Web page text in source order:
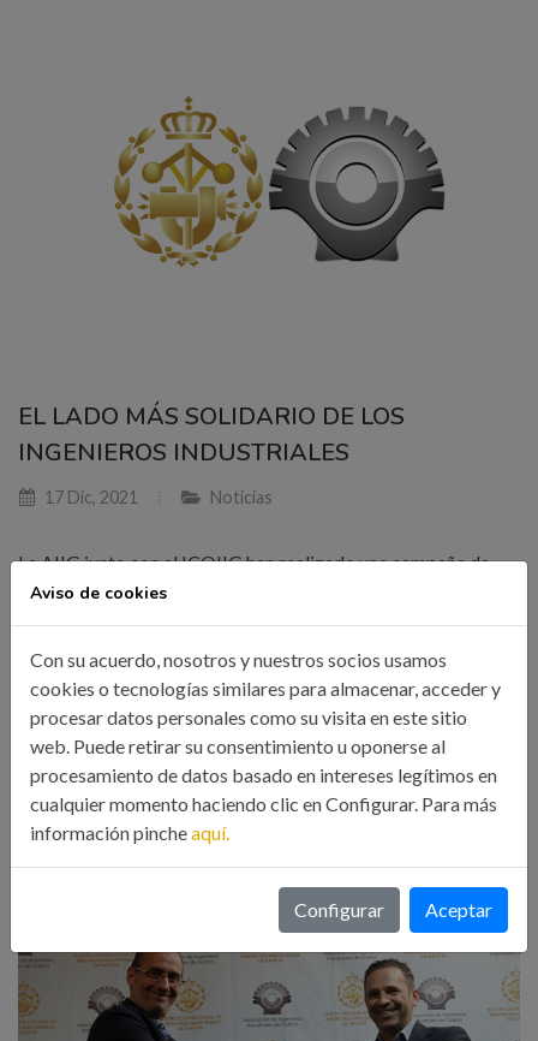
EL LADO MÁS SOLIDARIO DE LOS
INGENIEROS INDUSTRIALES
17 Dic, 2021 Noticias
La AIIG junto con el ICOIIG han realizado una campaña de
recogida de juguetes para que todos los niños puedan
celebrar la Navidad. En los próximos días, colaborarán
también con la aportación de alimentos para las familias con
menos recursos de la comunidad
LEER MÁS
Aviso de cookies
Con su acuerdo, nosotros y nuestros socios usamos
cookies o tecnologías similares para almacenar, acceder y
procesar datos personales como su visita en este sitio
web. Puede retirar su consentimiento u oponerse al
procesamiento de datos basado en intereses legítimos en
cualquier momento haciendo clic en Configurar. Para más
información pincheaquí.
Configurar Aceptar